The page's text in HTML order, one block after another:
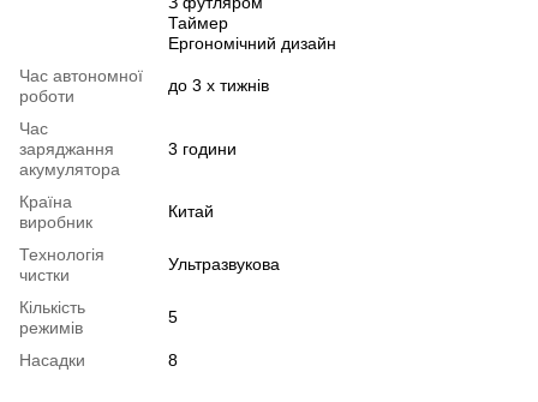
Таймер
Ергономічний дизайн
Час автономної
роботи
до 3 х тижнів
Час
заряджання
акумулятора
3 години
Країна
виробник
Китай
Технологія
чистки
Ультразвукова
Кількість
режимів
5
Насадки 8